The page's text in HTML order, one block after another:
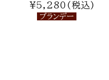
¥5,280(税込)
ブランデー